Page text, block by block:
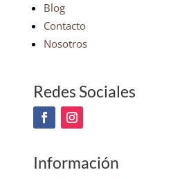
Blog
Contacto
Nosotros
Redes Sociales
Información